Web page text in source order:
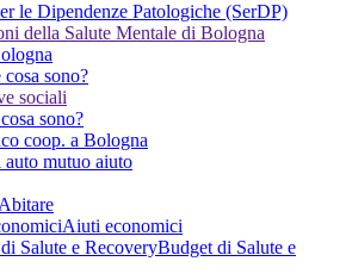
le Dipendenze Patologiche (SerDP)
della Salute Mentale di Bologna
cosa sono?
sociali
sono?
coop. a Bologna
mutuo aiuto
Abitare
Aiuti economici
Budget di Salute e